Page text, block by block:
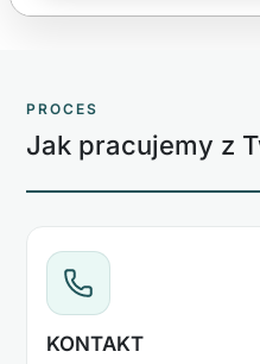
PROCES
Jak pracujemy z
KONTAKT